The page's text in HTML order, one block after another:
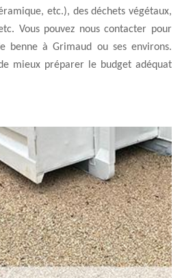
etc.), des déchets végétaux,
Vous pouvez nous contacter pour
benne à Grimaud ou ses environs.
mieux préparer le budget adéquat